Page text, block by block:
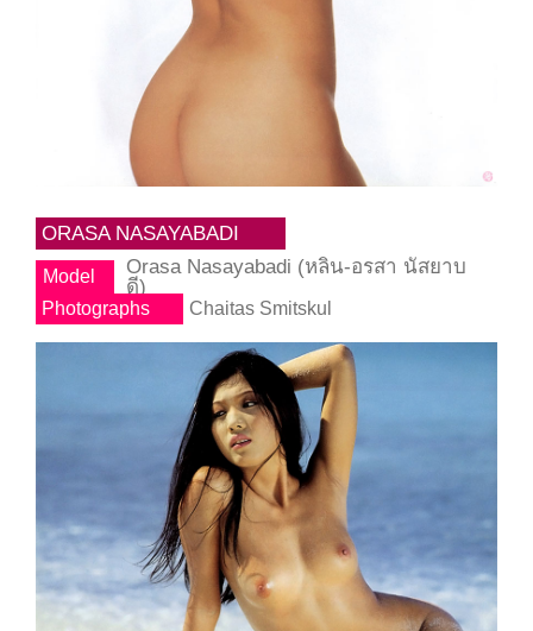
ORASA NASAYABADI
Model
Orasa Nasayabadi (หลิน-อรสา นัสยาบ
ดี)
Photographs Chaitas Smitskul